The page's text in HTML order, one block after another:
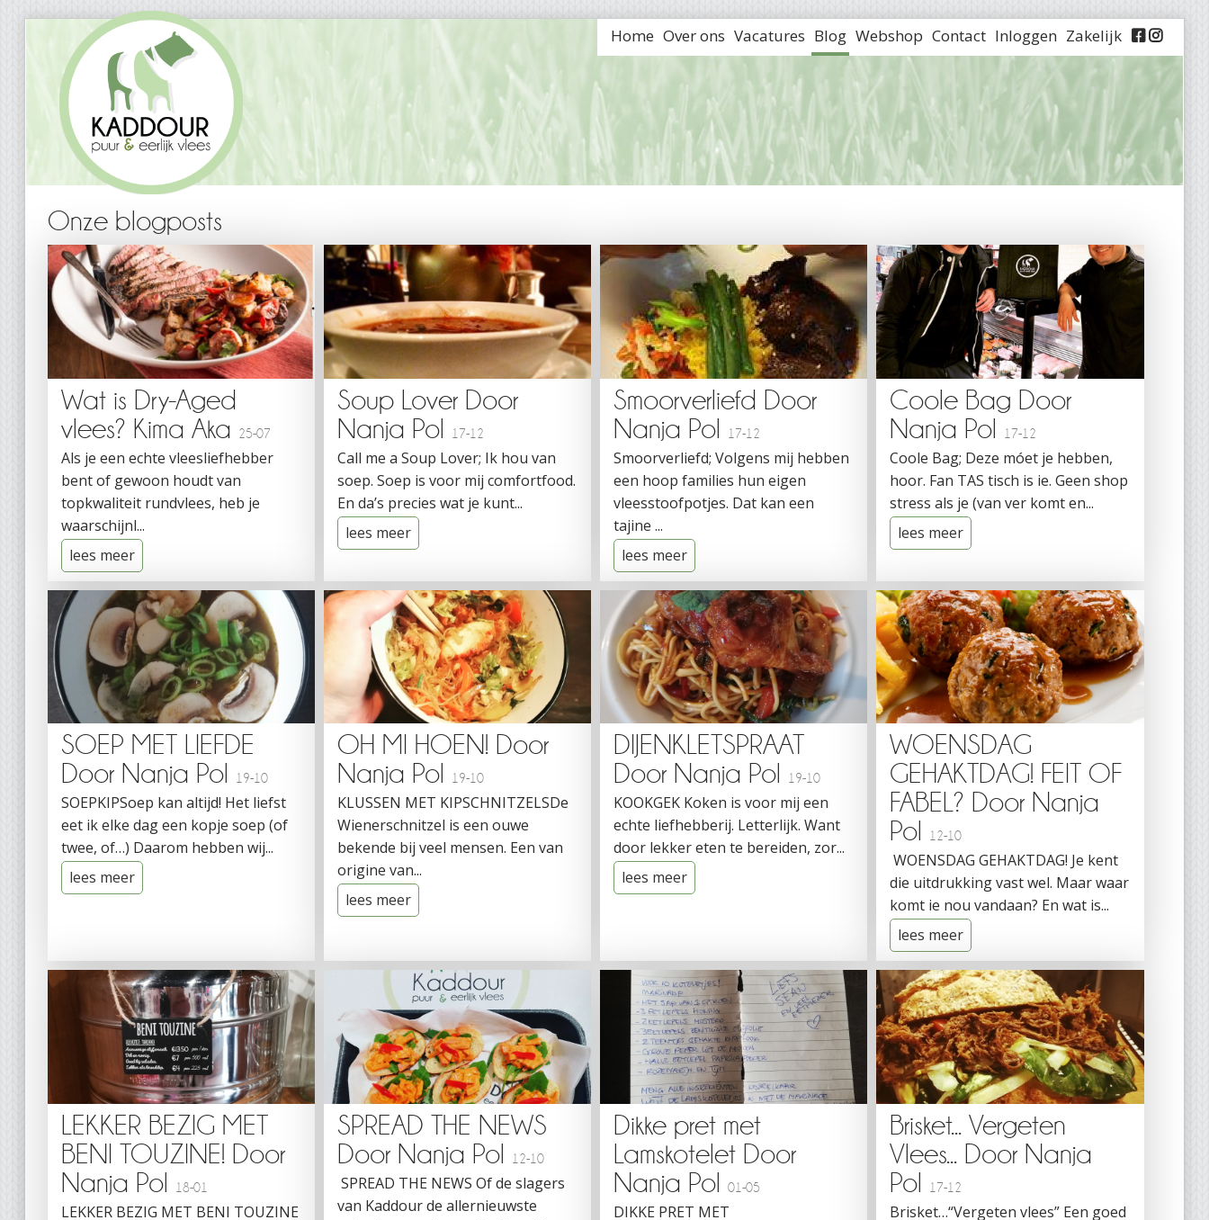


Zakelijk
Inloggen
Contact
Webshop
Blog
Vacatures
Over ons
Home
Onze blogposts
Wat is Dry-Aged
vlees? Kima Aka
25-07
Als je een echte vleesliefhebber
bent of gewoon houdt van
topkwaliteit rundvlees, heb je
waarschijnl...
lees meer
Soup Lover Door
Nanja Pol
17-12
Call me a Soup Lover; Ik hou van
soep. Soep is voor mij comfortfood.
En da’s precies wat je kunt...
lees meer
Smoorverliefd Door
Nanja Pol
17-12
Smoorverliefd; Volgens mij hebben
een hoop families hun eigen
vleesstoofpotjes. Dat kan een
tajine ...
lees meer
Coole Bag Door
Nanja Pol
17-12
Coole Bag; Deze móet je hebben,
hoor. Fan TAS tisch is ie. Geen shop
stress als je (van ver komt en...
lees meer
SOEP MET LIEFDE
Door Nanja Pol
19-10
SOEPKIPSoep kan altijd! Het liefst
eet ik elke dag een kopje soep (of
twee, of…) Daarom hebben wij...
lees meer
OH MI HOEN! Door
Nanja Pol
19-10
KLUSSEN MET KIPSCHNITZELSDe
Wienerschnitzel is een ouwe
bekende bij veel mensen. Een van
origine van...
lees meer
DIJENKLETSPRAAT
Door Nanja Pol
19-10
KOOKGEK Koken is voor mij een
echte liefhebberij. Letterlijk. Want
door lekker eten te bereiden, zor...
lees meer
WOENSDAG
GEHAKTDAG! FEIT OF
FABEL? Door Nanja
Pol
12-10
WOENSDAG GEHAKTDAG! Je kent
die uitdrukking vast wel. Maar waar
komt ie nou vandaan? En wat is...
lees meer
LEKKER BEZIG MET
BENI TOUZINE! Door
Nanja Pol
18-01
LEKKER BEZIG MET BENI TOUZINE
SPREAD THE NEWS
Door Nanja Pol
12-10
SPREAD THE NEWS Of de slagers
van Kaddour de allernieuwste
Dikke pret met
Lamskotelet Door
Nanja Pol01-05
DIKKE PRET MET
Brisket... Vergeten
Vlees... Door Nanja
Pol
17-12
Brisket…“Vergeten vlees” Een goed